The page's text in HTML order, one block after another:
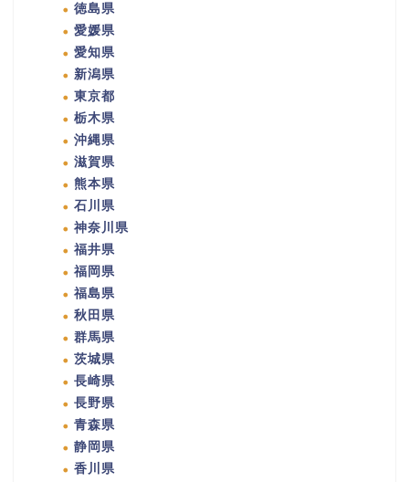
徳島県
愛媛県
愛知県
新潟県
東京都
栃木県
沖縄県
滋賀県
熊本県
石川県
神奈川県
福井県
福岡県
福島県
秋田県
群馬県
茨城県
長崎県
長野県
青森県
静岡県
香川県